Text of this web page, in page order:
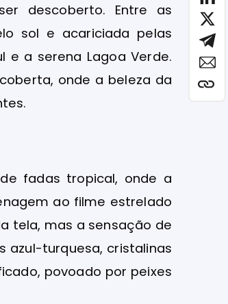
descoberto. Entre as
sol e acariciada pelas
e a serena Lagoa Verde.
onde a beleza da
fadas tropical, onde a
ao filme estrelado
tela, mas a sensação de
azul-turquesa, cristalinas
povoado por peixes